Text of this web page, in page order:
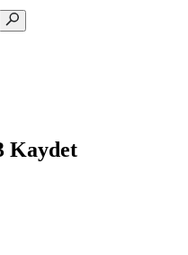
Kaydet